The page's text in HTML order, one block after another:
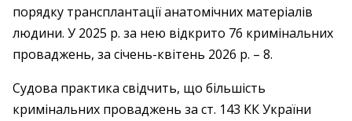
порядку трансплантації анатомічних матеріалів
людини. У 2025 р. за нею відкрито 76 кримінальних
проваджень, за січень-квітень 2026 р. – 8.
Судова практика свідчить, що більшість
кримінальних проваджень за ст. 143 КК України